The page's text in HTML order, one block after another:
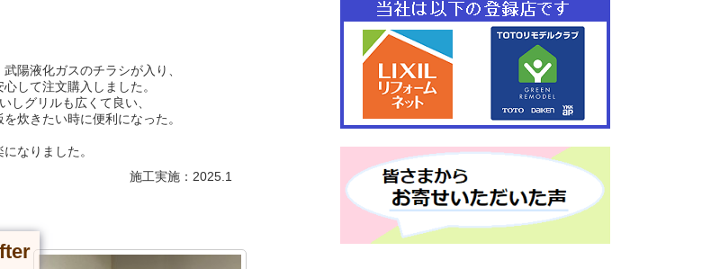
陽液化ガスのチラシが入り、
して注文購入しました。
しグリルも広くて良い、
炊きたい時に便利になった。
なりました。
施工実施：2025.1